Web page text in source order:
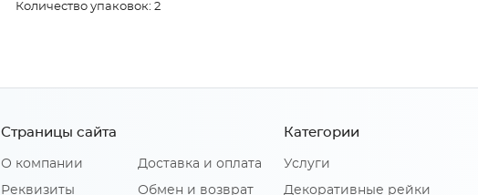
Количество упаковок: 2
Страницы сайта
О компании
Реквизиты
Доставка и оплата
Обмен и возврат
Категории
Услуги
Декоративные рейки